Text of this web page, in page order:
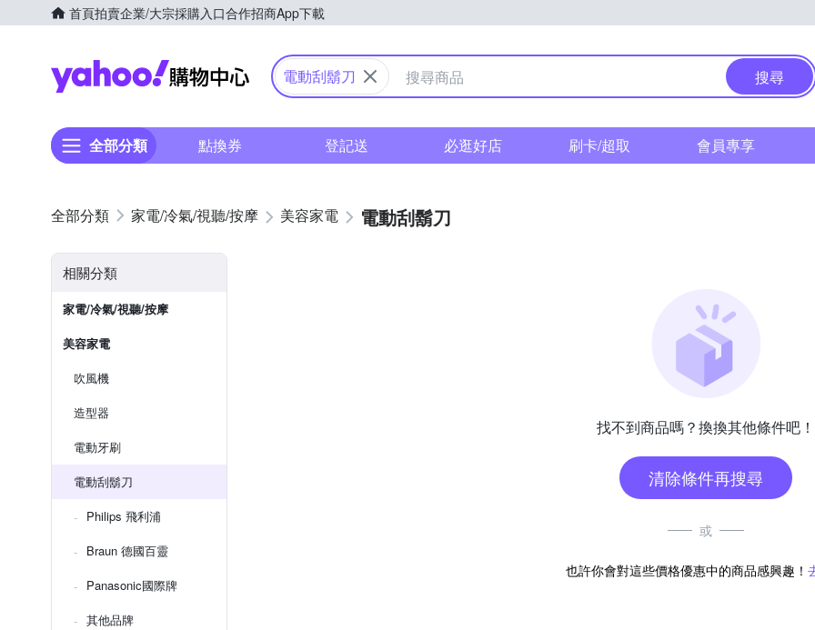
首頁拍賣企業/大宗採購入口合作招商App下載
Yahoo購物中心
電動刮鬍刀 搜尋
全部分類 點換券 登記送 必逛好店 刷卡/超取 會員專享
家電/冷氣/視聽/按摩 美容家電 電動刮鬍刀
相關分類
家電/冷氣/視聽/按摩
美容家電
吹風機
造型器
電動牙刷
電動刮鬍刀
Philips 飛利浦
Braun 德國百靈
Panasonic國際牌
其他品牌
找不到商品嗎？換換其他條件吧！
清除條件再搜尋
或
也許你會對這些價格優惠中的商品感興趣！